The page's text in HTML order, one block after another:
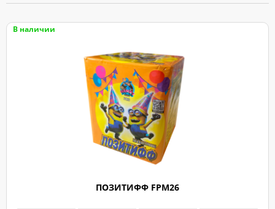
В наличии
ПОЗИТИФФ FPM26